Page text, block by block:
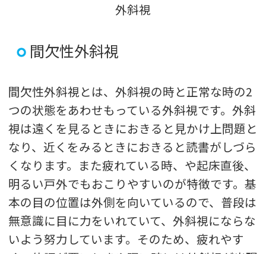
外斜視
間欠性外斜視
間欠性外斜視とは、外斜視の時と正常な時の2
つの状態をあわせもっている外斜視です。外斜
視は遠くを見るときにおきると見かけ上問題と
なり、近くをみるときにおきると読書がしづら
くなります。また疲れている時、や起床直後、
明るい戸外でもおこりやすいのが特徴です。基
本の目の位置は外側を向いているので、普段は
無意識に目に力をいれていて、外斜視にならな
いよう努力しています。そのため、疲れやす